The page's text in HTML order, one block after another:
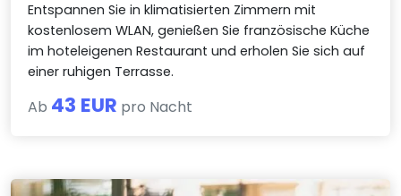
Entspannen Sie in klimatisierten Zimmern mit
kostenlosem WLAN, genießen Sie französische Küche
im hoteleigenen Restaurant und erholen Sie sich auf
einer ruhigen Terrasse.
Ab 43 EUR pro Nacht